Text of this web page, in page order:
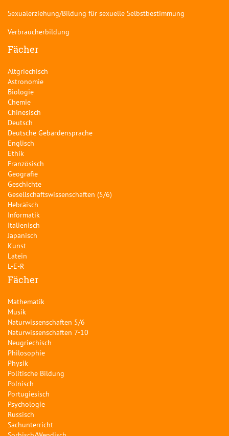
Sexualerziehung/Bildung für sexuelle Selbstbestimmung
Verbraucherbildung
Fächer
Altgriechisch
Astronomie
Biologie
Chemie
Chinesisch
Deutsch
Deutsche Gebärdensprache
Englisch
Ethik
Französisch
Geografie
Geschichte
Gesellschaftswissenschaften (5/6)
Hebräisch
Informatik
Italienisch
Japanisch
Kunst
Latein
L-E-R
Fächer
Mathematik
Musik
Naturwissenschaften 5/6
Naturwissenschaften 7-10
Neugriechisch
Philosophie
Physik
Politische Bildung
Polnisch
Portugiesisch
Psychologie
Russisch
Sachunterricht